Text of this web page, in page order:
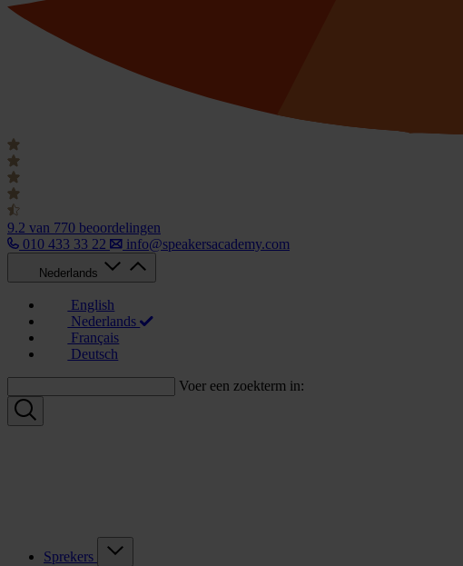
9.2 van 770 beoordelingen
010 433 33 22
info@speakersacademy.com
Nederlands
English
Nederlands
Français
Deutsch
Voer een zoekterm in:
Sprekers